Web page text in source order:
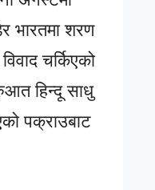
भारतमा शरण
चर्किएको
हिन्दू साधु
पक्राउबाट